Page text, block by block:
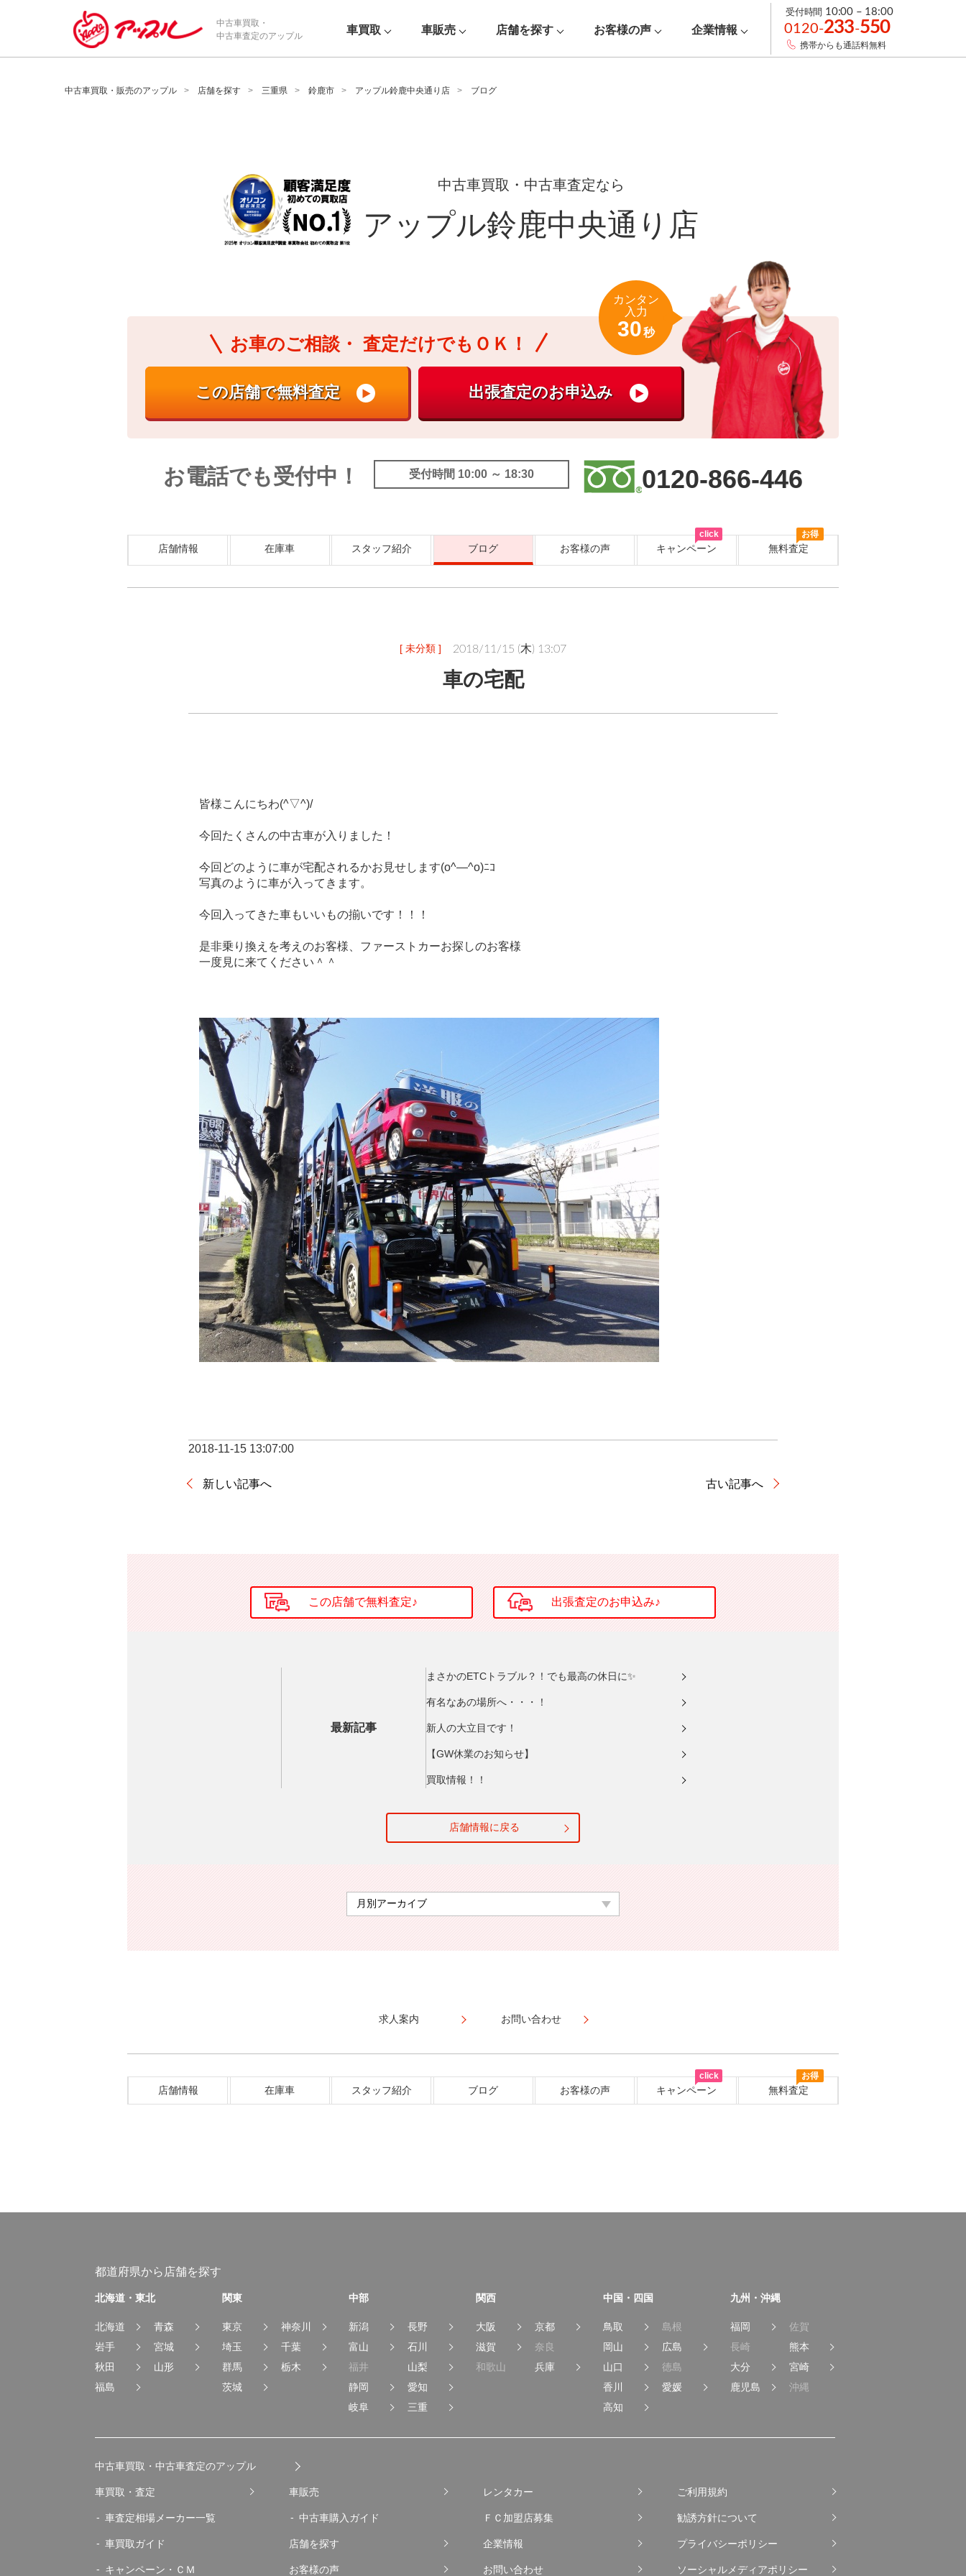
/*ABテスト_新規査定フォームの為のCVボタン*/
中古車買取・
中古車査定のアップル
車買取 車販売 店舗を探す お客様の声 企業情報
受付時間 10:00 – 18:00
0120-233-550
携帯からも通話料無料
中古車買取・販売のアップル 店舗を探す 三重県 鈴鹿市 アップル鈴鹿中央通り店 ブログ
中古車買取・中古車査定なら
アップル鈴鹿中央通り店
お車のご相談・ 査定だけでもＯＫ！
カンタン
入力
30秒
お電話でも受付中！ 受付時間 10:00 ～ 18:30 0120-866-446
店舗情報 在庫車 スタッフ紹介 ブログ お客様の声 キャンペーン
お得
無料査定
click
[ 未分類 ] 2018/11/15 (木) 13:07
車の宅配
皆様こんにちわ(^▽^)/
今回たくさんの中古車が入りました！
今回どのように車が宅配されるかお見せします(o^―^o)ﾆｺ
写真のように車が入ってきます。
今回入ってきた車もいいもの揃いです！！！
是非乗り換えを考えのお客様、ファーストカーお探しのお客様
一度見に来てください＾＾
2018-11-15 13:07:00
新しい記事へ 古い記事へ
最新記事
まさかのETCトラブル？！でも最高の休日に✨
有名なあの場所へ・・・！
新人の大立目です！
【GW休業のお知らせ】
買取情報！！
店舗情報に戻る
求人案内 お問い合わせ
店舗情報 在庫車 スタッフ紹介 ブログ お客様の声 キャンペーン
お得
無料査定
click
都道府県から店舗を探す
北海道・東北
北海道
青森
岩手
宮城
秋田
山形
福島
関東
東京
神奈川
埼玉
千葉
群馬
栃木
茨城
中部
新潟
長野
富山
石川
福井
山梨
静岡
愛知
岐阜
三重
関西
大阪
京都
滋賀
奈良
和歌山
兵庫
中国・四国
鳥取
島根
岡山
広島
山口
徳島
香川
愛媛
高知
九州・沖縄
福岡
佐賀
長崎
熊本
大分
宮崎
鹿児島
沖縄
中古車買取・中古車査定のアップル
車買取・査定
車査定相場メーカー一覧
車買取ガイド
キャンペーン・ＣＭ
車販売
中古車購入ガイド
店舗を探す
お客様の声
レンタカー
ＦＣ加盟店募集
企業情報
お問い合わせ
ご利用規約
勧誘方針について
プライバシーポリシー
ソーシャルメディアポリシー